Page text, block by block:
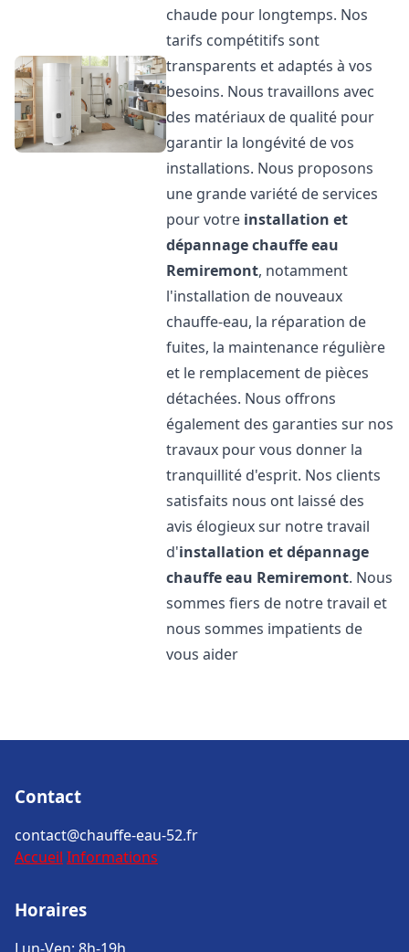
chaude pour longtemps. Nos
tarifs compétitifs sont
transparents et adaptés à vos
besoins. Nous travaillons avec
des matériaux de qualité pour
garantir la longévité de vos
installations. Nous proposons
une grande variété de services
pour votre installation et
dépannage chauffe eau
Remiremont, notamment
l'installation de nouveaux
chauffe-eau, la réparation de
fuites, la maintenance régulière
et le remplacement de pièces
détachées. Nous offrons
également des garanties sur nos
travaux pour vous donner la
tranquillité d'esprit. Nos clients
satisfaits nous ont laissé des
avis élogieux sur notre travail
d'installation et dépannage
chauffe eau Remiremont. Nous
sommes fiers de notre travail et
nous sommes impatients de
vous aider
Contact
contact@chauffe-eau-52.fr
Accueil Informations
Horaires